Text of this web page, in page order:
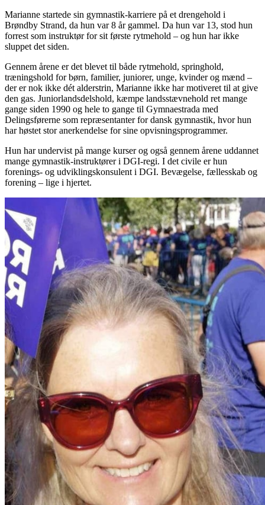
Marianne startede sin gymnastik-karriere på et drengehold i
Brøndby Strand, da hun var 8 år gammel. Da hun var 13, stod hun
forrest som instruktør for sit første rytmehold – og hun har ikke
sluppet det siden.
Gennem årene er det blevet til både rytmehold, springhold,
træningshold for børn, familier, juniorer, unge, kvinder og mænd –
der er nok ikke dét alderstrin, Marianne ikke har motiveret til at give
den gas. Juniorlandsdelshold, kæmpe landsstævnehold ret mange
gange siden 1990 og hele to gange til Gymnaestrada med
Delingsførerne som repræsentanter for dansk gymnastik, hvor hun
har høstet stor anerkendelse for sine opvisningsprogrammer.
Hun har undervist på mange kurser og også gennem årene uddannet
mange gymnastik-instruktører i DGI-regi. I det civile er hun
forenings- og udviklingskonsulent i DGI. Bevægelse, fællesskab og
forening – lige i hjertet.